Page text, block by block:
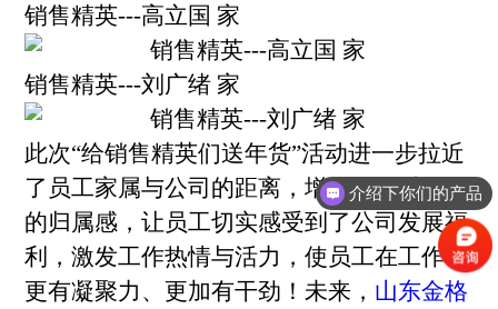
销售精英---高立国 家
销售精英---刘广绪 家
此次“给销售精英们送年货”活动进一步拉近
了员工家属与公司的距离，增强员工对公司
的归属感，让员工切实感受到了公司发展福
利，激发工作热情与活力，使员工在工作中
更有凝聚力、更加有干劲！未来， 山东金格
介绍下你们的产品